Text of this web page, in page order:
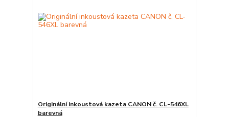
Originální inkoustová kazeta CANON č. CL-546XL
barevná